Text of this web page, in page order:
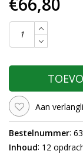
Aan
Bestelnummer:
Inhoud: 12